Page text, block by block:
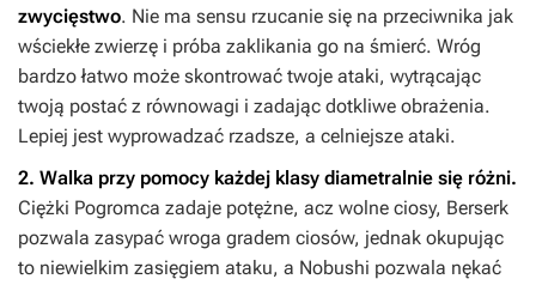
zwycięstwo. Nie ma sensu rzucanie się na przeciwnika jak
wściekłe zwierzę i próba zaklikania go na śmierć. Wróg
bardzo łatwo może skontrować twoje ataki, wytrącając
twoją postać z równowagi i zadając dotkliwe obrażenia.
Lepiej jest wyprowadzać rzadsze, a celniejsze ataki.
2. Walka przy pomocy każdej klasy diametralnie się różni.
Ciężki Pogromca zadaje potężne, acz wolne ciosy, Berserk
pozwala zasypać wroga gradem ciosów, jednak okupując
to niewielkim zasięgiem ataku, a Nobushi pozwala nękać